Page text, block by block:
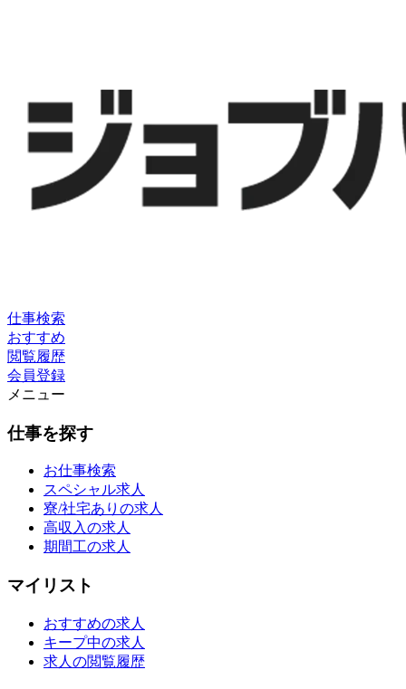
仕事検索
おすすめ
閲覧履歴
会員登録
メニュー
仕事を探す
お仕事検索
スペシャル求人
寮/社宅ありの求人
高収入の求人
期間工の求人
マイリスト
おすすめの求人
キープ中の求人
求人の閲覧履歴